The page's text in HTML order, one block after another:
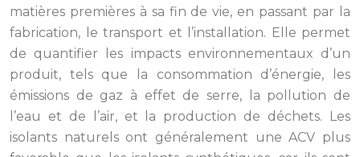
matières premières à sa fin de vie, en passant par la
fabrication, le transport et l’installation. Elle permet
de quantifier les impacts environnementaux d’un
produit, tels que la consommation d’énergie, les
émissions de gaz à effet de serre, la pollution de
l’eau et de l’air, et la production de déchets. Les
isolants naturels ont généralement une ACV plus